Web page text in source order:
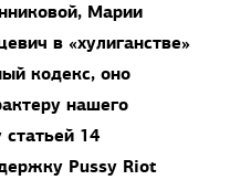
Марии
в «хулиганстве»
кодекс, оно
нашего
статьей 14
Pussy Riot